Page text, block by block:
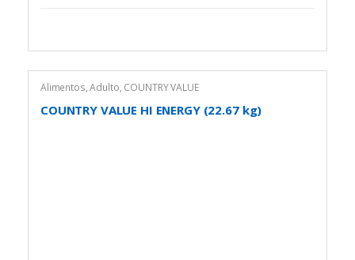
Alimentos,Adulto, COUNTRY VALUE
COUNTRY VALUE HI ENERGY (22.67 kg)